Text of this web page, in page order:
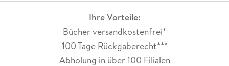
Ihre Vorteile:
Bücher versandkostenfrei*
100 Tage Rückgaberecht***
Abholung in über 100 Filialen